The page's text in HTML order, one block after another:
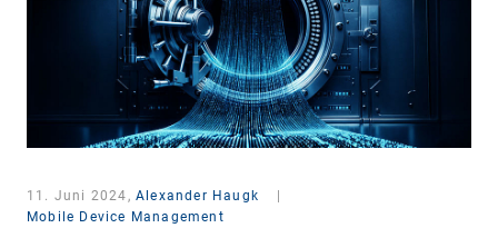
11. Juni 2024, Alexander Haugk
Mobile Device Management